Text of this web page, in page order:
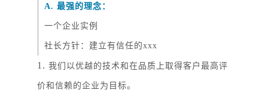
A. 最强的理念：
一个企业实例
社长方针：建立有信任的xxx
1. 我们以优越的技术和在品质上取得客户最高评
价和信赖的企业为目标。